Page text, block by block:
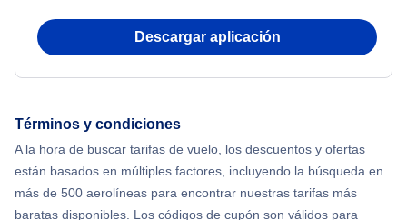
Descargar aplicación
Términos y condiciones
A la hora de buscar tarifas de vuelo, los descuentos y ofertas
están basados en múltiples factores, incluyendo la búsqueda en
más de 500 aerolíneas para encontrar nuestras tarifas más
baratas disponibles. Los códigos de cupón son válidos para